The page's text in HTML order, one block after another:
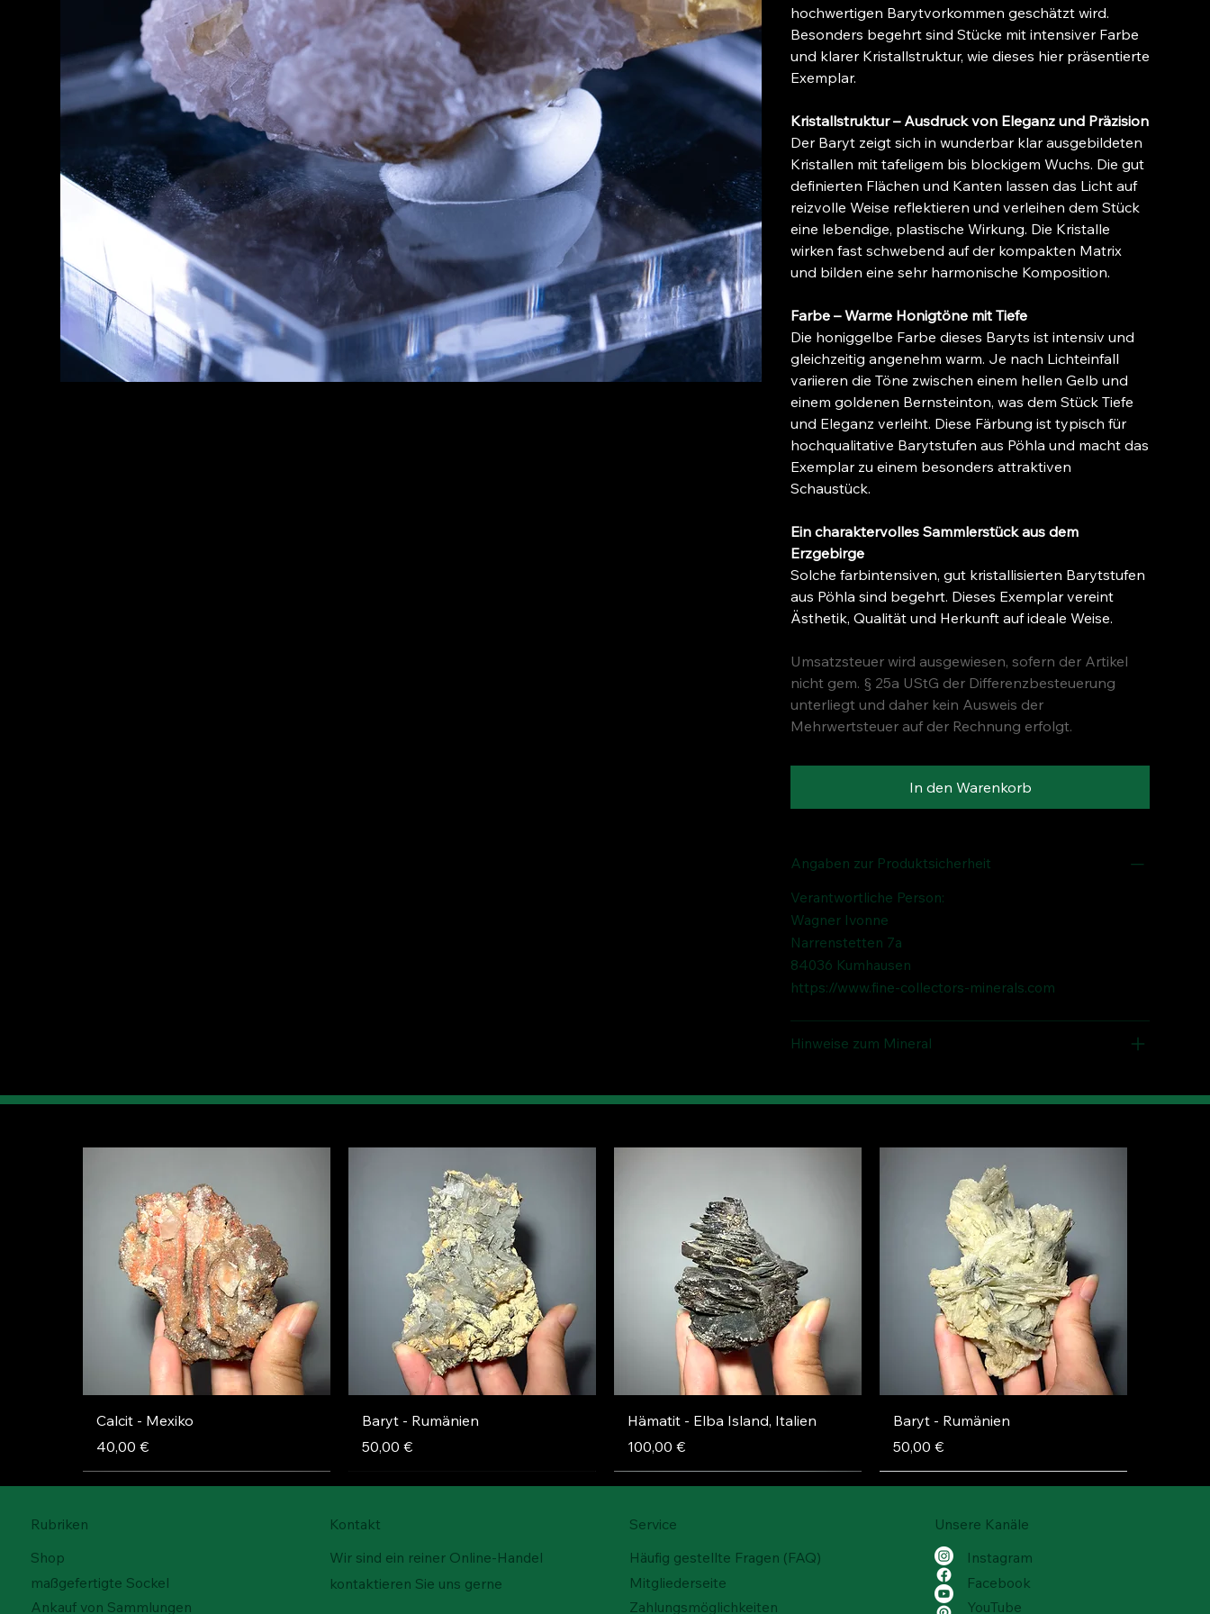
hochwertigen Barytvorkommen geschätzt wird.
Besonders begehrt sind Stücke mit intensiver Farbe
und klarer Kristallstruktur, wie dieses hier präsentierte
Exemplar.
Kristallstruktur – Ausdruck von Eleganz und Präzision
Der Baryt zeigt sich in wunderbar klar ausgebildeten
Kristallen mit tafeligem bis blockigem Wuchs. Die gut
definierten Flächen und Kanten lassen das Licht auf
reizvolle Weise reflektieren und verleihen dem Stück
eine lebendige, plastische Wirkung. Die Kristalle
wirken fast schwebend auf der kompakten Matrix
und bilden eine sehr harmonische Komposition.
Farbe – Warme Honigtöne mit Tiefe
Die honiggelbe Farbe dieses Baryts ist intensiv und
gleichzeitig angenehm warm. Je nach Lichteinfall
variieren die Töne zwischen einem hellen Gelb und
einem goldenen Bernsteinton, was dem Stück Tiefe
und Eleganz verleiht. Diese Färbung ist typisch für
hochqualitative Barytstufen aus Pöhla und macht das
Exemplar zu einem besonders attraktiven
Schaustück.
Ein charaktervolles Sammlerstück aus dem
Erzgebirge
Solche farbintensiven, gut kristallisierten Barytstufen
aus Pöhla sind begehrt. Dieses Exemplar vereint
Ästhetik, Qualität und Herkunft auf ideale Weise.
Umsatzsteuer wird ausgewiesen, sofern der Artikel
nicht gem. § 25a UStG der Differenzbesteuerung
unterliegt und daher kein Ausweis der
Mehrwertsteuer auf der Rechnung erfolgt.
In den Warenkorb
Angaben zur Produktsicherheit
Verantwortliche Person:
Wagner Ivonne
Narrenstetten 7a
84036 Kumhausen
https://www.fine-collectors-minerals.com
Hinweise zum Mineral
Schnellansicht
Calcit - Mexiko
Preis
40,00 €
Schnellansicht
Baryt - Rumänien
Preis
50,00 €
Schnellansicht
Hämatit - Elba Island, Italien
Preis
100,00 €
Schnellansicht
Baryt - Rumänien
Preis
50,00 €
Rubriken
Shop
maßgefertigte Sockel
Ankauf von Sammlungen
Wir sind ein reiner Online-Handel
kontaktieren Sie uns gerne
Kontakt
Service
Häufig gestellte Fragen (FAQ)
Mitgliederseite
Zahlungsmöglichkeiten
Unsere Kanäle
Instagram
Facebook
YouTube